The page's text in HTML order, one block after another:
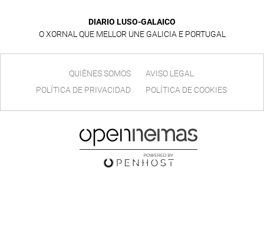
DIARIO LUSO-GALAICO
O XORNAL QUE MELLOR UNE GALICIA E PORTUGAL
QUIÉNES SOMOS
AVISO LEGAL
POLÍTICA DE PRIVACIDAD
POLÍTICA DE COOKIES